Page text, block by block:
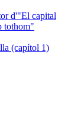
d'"El capital
tothom"
(capítol 1)